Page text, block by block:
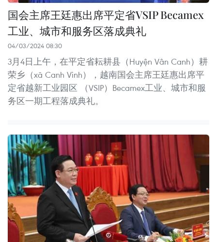
国会主席王廷惠出席平定省VSIP Becamex
工业、城市和服务区落成典礼
04/03/2024 08:30
3月4日上午，在平定省耘耕县（Huyện Vân Canh）耕
荣乡（xã Canh Vinh），越南国会主席王廷惠出席平
定省越新工业园区 （VSIP）Becamex工业、城市和服
务区一期工程落成典礼。